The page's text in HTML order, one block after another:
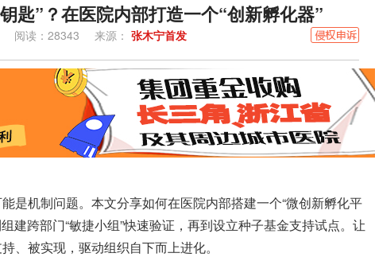
匙”？在医院内部打造一个“创新孵化器”
阅读：28343 来源： 张木宁首发
是机制问题。本文分享如何在医院内部搭建一个“微创新孵化平
建跨部门“敏捷小组”快速验证，再到设立种子基金支持试点。让
、被实现，驱动组织自下而上进化。